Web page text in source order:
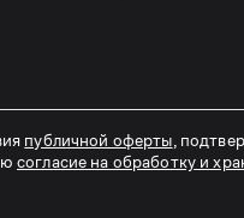
публичной оферты ,
согласие на обработку и